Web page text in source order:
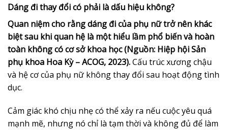
Dáng đi thay đổi có phải là dấu hiệu không?
Quan niệm cho rằng dáng đi của phụ nữ trở nên khác
biệt sau khi quan hệ là một hiểu lầm phổ biến và hoàn
toàn không có cơ sở khoa học (Nguồn: Hiệp hội Sản
phụ khoa Hoa Kỳ – ACOG, 2023).Cấu trúc xương chậu
và hệ cơ của phụ nữ không thay đổi sau hoạt động tình
dục.
Cảm giác khó chịu nhẹ có thể xảy ra nếu cuộc yêu quá
mạnh mẽ, nhưng nó chỉ là tạm thời và không đủ để làm